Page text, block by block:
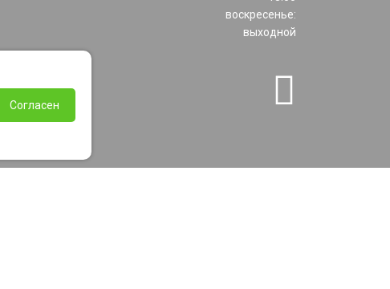
воскресенье:
выходной
Согласен